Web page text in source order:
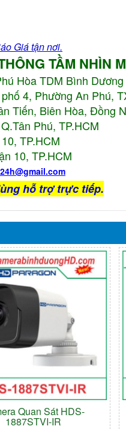
Giá tận nơi.
TẦM NHÌN
Hòa TDM Bình Dương
4, Phường An Phú,
Tiến, Biên Hòa, Đồng
Phú, TP.HCM
TP.HCM
10, TP.HCM
hỗ trợ trực tiếp.
Quan Sát HDS-
1887STVI-IR